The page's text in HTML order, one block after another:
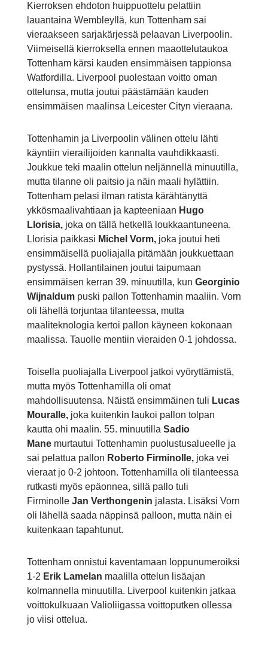
Kierroksen ehdoton huippuottelu pelattiin
lauantaina Wembleyllä, kun Tottenham sai
vieraakseen sarjakärjessä pelaavan Liverpoolin.
Viimeisellä kierroksella ennen maaottelutaukoa
Tottenham kärsi kauden ensimmäisen tappionsa
Watfordilla. Liverpool puolestaan voitto oman
ottelunsa, mutta joutui päästämään kauden
ensimmäisen maalinsa Leicester Cityn vieraana.
Tottenhamin ja Liverpoolin välinen ottelu lähti
käyntiin vierailijoiden kannalta vauhdikkaasti.
Joukkue teki maalin ottelun neljännellä minuutilla,
mutta tilanne oli paitsio ja näin maali hylättiin.
Tottenham pelasi ilman ratista kärähtänyttä
ykkösmaalivahtiaan ja kapteeniaan Hugo
Llorisia, joka on tällä hetkellä loukkaantuneena.
Llorisia paikkasi Michel Vorm, joka joutui heti
ensimmäisellä puoliajalla pitämään joukkuettaan
pystyssä. Hollantilainen joutui taipumaan
ensimmäisen kerran 39. minuutilla, kun Georginio
Wijnaldum puski pallon Tottenhamin maaliin. Vorn
oli lähellä torjuntaa tilanteessa, mutta
maaliteknologia kertoi pallon käyneen kokonaan
maalissa. Tauolle mentiin vieraiden 0-1 johdossa.
Toisella puoliajalla Liverpool jatkoi vyöryttämistä,
mutta myös Tottenhamilla oli omat
mahdollisuutensa. Näistä ensimmäinen tuli Lucas
Mouralle, joka kuitenkin laukoi pallon tolpan
kautta ohi maalin. 55. minuutilla Sadio
Mane murtautui Tottenhamin puolustusalueelle ja
sai pelattua pallon Roberto Firminolle, joka vei
vieraat jo 0-2 johtoon. Tottenhamilla oli tilanteessa
rutkasti myös epäonnea, sillä pallo tuli
Firminolle Jan Verthongenin jalasta. Lisäksi Vorn
oli lähellä saada näppinsä palloon, mutta näin ei
kuitenkaan tapahtunut.
Tottenham onnistui kaventamaan loppunumeroiksi
1-2 Erik Lamelan maalilla ottelun lisäajan
kolmannella minuutilla. Liverpool kuitenkin jatkaa
voittokulkuaan Valioliigassa voittoputken ollessa
jo viisi ottelua.